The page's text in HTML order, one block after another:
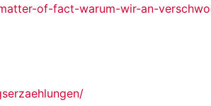
of-fact-warum-wir-an-